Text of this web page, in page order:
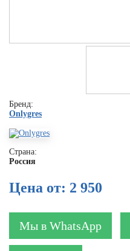
Бренд:
Onlygres
Страна:
Россия
Цена от: 2 950
Мы в WhatsApp